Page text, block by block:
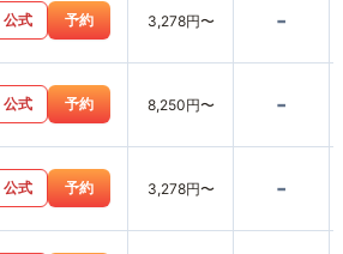
公式 予約 3,278円〜 -
公式 予約 8,250円〜 -
公式 予約 3,278円〜 -